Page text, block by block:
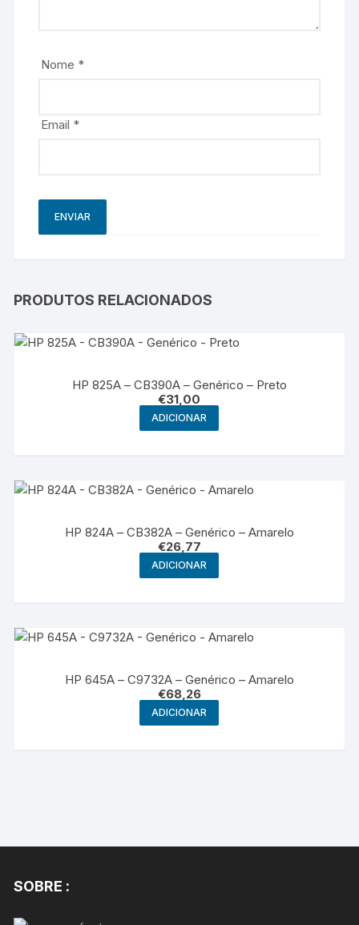
Nome *
Email *
PRODUTOS RELACIONADOS
HP 825A – CB390A – Genérico – Preto
€31,00
ADICIONAR
HP 824A – CB382A – Genérico – Amarelo
€26,77
ADICIONAR
HP 645A – C9732A – Genérico – Amarelo
€68,26
ADICIONAR
SOBRE :